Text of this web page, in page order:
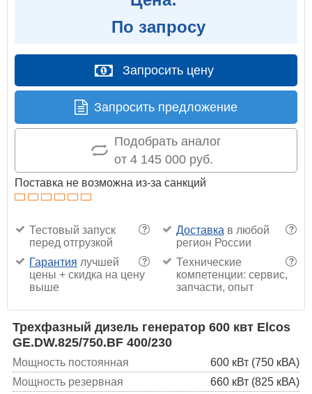
По запросу
Запросить цену
Запросить предложение
Подобрать аналог
от 4 145 000 руб.
Поставка не возможна из-за санкций
?
Тестовый запуск
перед отгрузкой
?
Доставка в любой
регион России
?
Гарантия лучшей
цены + скидка на цену
выше
?
Технические
компетенции: сервис,
запчасти, опыт
Трехфазный дизель генератор 600 квт Elcos
GE.DW.825/750.BF 400/230
Мощность постоянная
600 кВт (750 кВА)
Мощность резервная
660 кВт (825 кВА)